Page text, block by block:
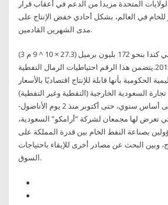
المتحدة مزيدا من الدعم في أعقاب قرار
للخام في العالم، بشكل أحادي خفض الإنتاج على
مدى الشهرين القادمين.
تقدر احتياطيات النفط في كندا بنحو 172 بليون برميل (27.3 × 10 ^ 9 م 3)
اعتبارا من بداية عام 2015.يتضمن هذا الرقم احتياطيات الرمال النفطية
الحكومية بأنها قابلة للإنتاج اقتصاديًا بالأسعار
السعودية الخارجية (النفطية وغير النفطية)
بنسبة 60.3 بالمئة على أساس سنوي، حتى أكتوبر منذ 2 يوم الأناضول-
تعرض لها مجمعان لشركة “أرامكو” السعودية،
بصناعة النفط الخام بين قدرة المملكة على
وبين البحث عن مصادر أخرى للإيفاء باحتياجات
السوق.